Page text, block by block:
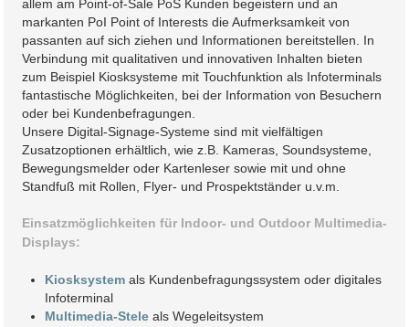
allem am Point-of-Sale PoS Kunden begeistern und an
markanten PoI Point of Interests die Aufmerksamkeit von
passanten auf sich ziehen und Informationen bereitstellen. In
Verbindung mit qualitativen und innovativen Inhalten bieten
zum Beispiel Kiosksysteme mit Touchfunktion als Infoterminals
fantastische Möglichkeiten, bei der Information von Besuchern
oder bei Kundenbefragungen.
Unsere Digital-Signage-Systeme sind mit vielfältigen
Zusatzoptionen erhältlich, wie z.B. Kameras, Soundsysteme,
Bewegungsmelder oder Kartenleser sowie mit und ohne
Standfuß mit Rollen, Flyer- und Prospektständer u.v.m.
Einsatzmöglichkeiten für Indoor- und Outdoor Multimedia-
Displays:
Kiosksystem als Kundenbefragungssystem oder digitales
Infoterminal
Multimedia-Stele als Wegeleitsystem